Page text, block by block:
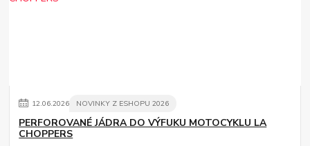
12.06.2026 NOVINKY Z ESHOPU 2026
PERFOROVANÉ JÁDRA DO VÝFUKU MOTOCYKLU LA
CHOPPERS